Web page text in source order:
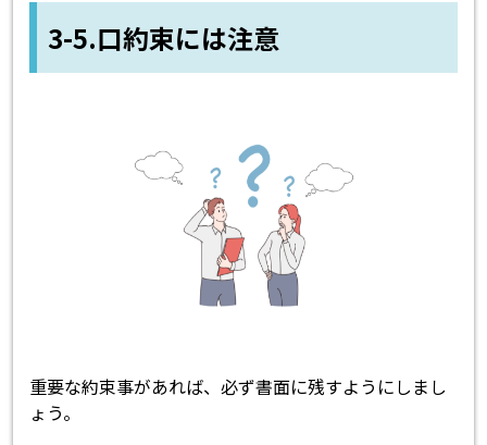
3-5.口約束には注意
重要な約束事があれば、必ず書面に残すようにしまし
ょう。